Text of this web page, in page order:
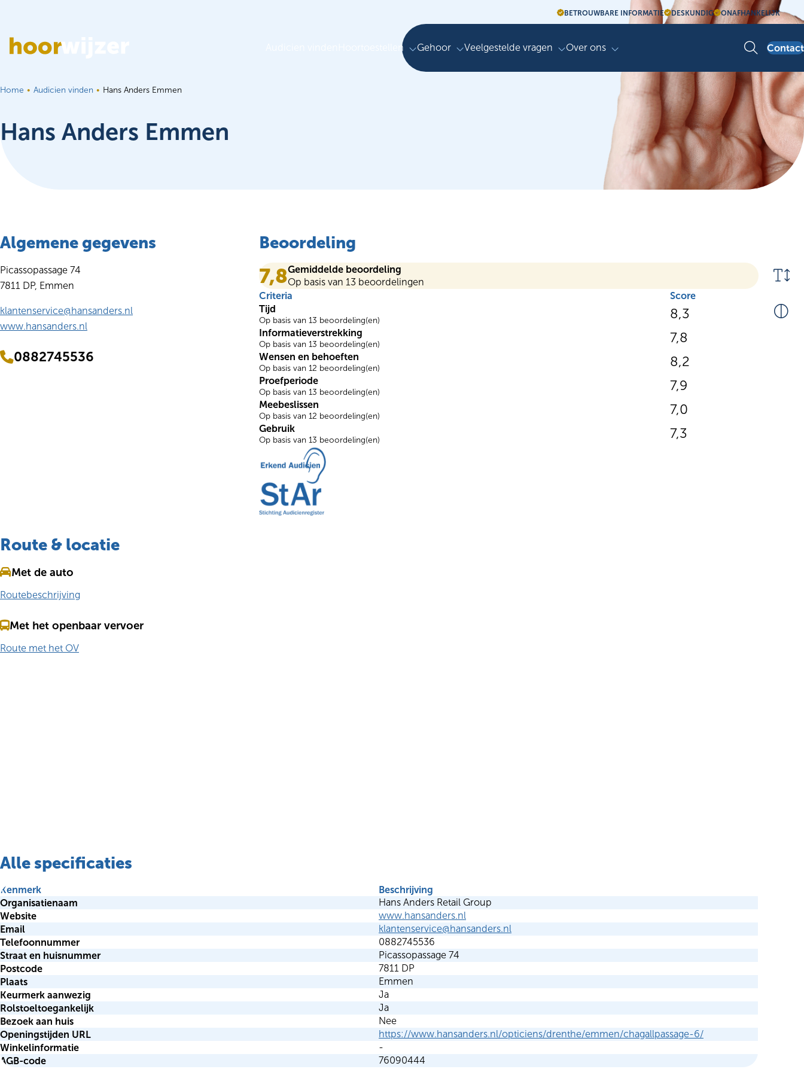
BETROUWBARE INFORMATIE DESKUNDIG ONAFHANKELIJK
Hoortoestellen Gehoor Veelgestelde vragen Over ons Contact
Home Audicien vinden Hans Anders Emmen
Hans Anders Emmen
Algemene gegevens
Picassopassage 74
7811 DP, Emmen
klantenservice@hansanders.nl
www.hansanders.nl
0882745536
Beoordeling
7,8Gemiddelde beoordeling
Op basis van 13 beoordelingen
Criteria
Score
Tijd
Op basis van 13 beoordeling(en) 8,3
Informatieverstrekking
Op basis van 13 beoordeling(en) 7,8
Wensen en behoeften
Op basis van 12 beoordeling(en) 8,2
Proefperiode
Op basis van 13 beoordeling(en) 7,9
Meebeslissen
Op basis van 12 beoordeling(en) 7,0
Gebruik
Op basis van 13 beoordeling(en) 7,3
Route & locatie
Met de auto
Routebeschrijving
Met het openbaar vervoer
Route met het OV
Alle specificaties
Kenmerk
Beschrijving
Organisatienaam
Hans Anders Retail Group
Website www.hansanders.nl
Email klantenservice@hansanders.nl
Telefoonnummer 0882745536
Straat en huisnummer Picassopassage 74
Postcode 7811 DP
Plaats Emmen
Keurmerk aanwezig Ja
Rolstoeltoegankelijk Ja
Bezoek aan huis Nee
Openingstijden URL https://www.hansanders.nl/opticiens/drenthe/emmen/chagallpassage-6/
Winkelinformatie -
AGB-code 76090444